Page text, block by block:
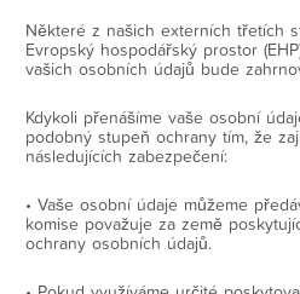
Některé z našich externích třetích
Evropský hospodářský prostor
vašich osobních údajů bude
Kdykoli přenášíme vaše osobní
podobný stupeň ochrany tím, že
následujících zabezpečení:
• Vaše osobní údaje můžeme
komise považuje za země
ochrany osobních údajů.